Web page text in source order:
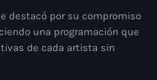
destacó por su compromiso
una programación que
de cada artista sin